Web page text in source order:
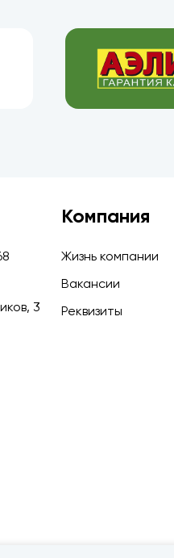
3
Компания
Жизнь компании
Вакансии
Реквизиты